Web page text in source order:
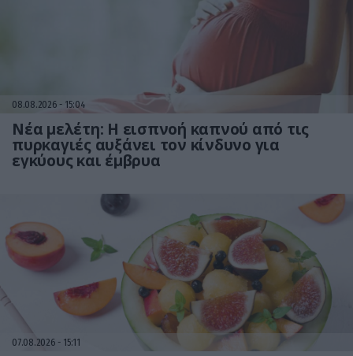
08.08.2026 15:04
Νέα μελέτη: Η εισπνοή καπνού από τις
πυρκαγιές αυξάνει τον κίνδυνο για
εγκύους και έμβρυα
07.08.2026 15:11